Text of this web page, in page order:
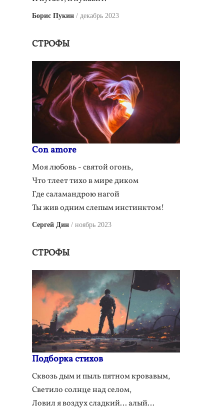
Борис Пукин декабрь 2023
СТРОФЫ
Con amore
Моя любовь - святой огонь,
Что тлеет тихо в мире диком
Где саламандрою нагой
Ты жив одним слепым инстинктом!
Сергей Дин ноябрь 2023
СТРОФЫ
Подборка стихов
Сквозь дым и пыль пятном кровавым,
Светило солнце над селом,
Ловил я воздух сладкий… алый…